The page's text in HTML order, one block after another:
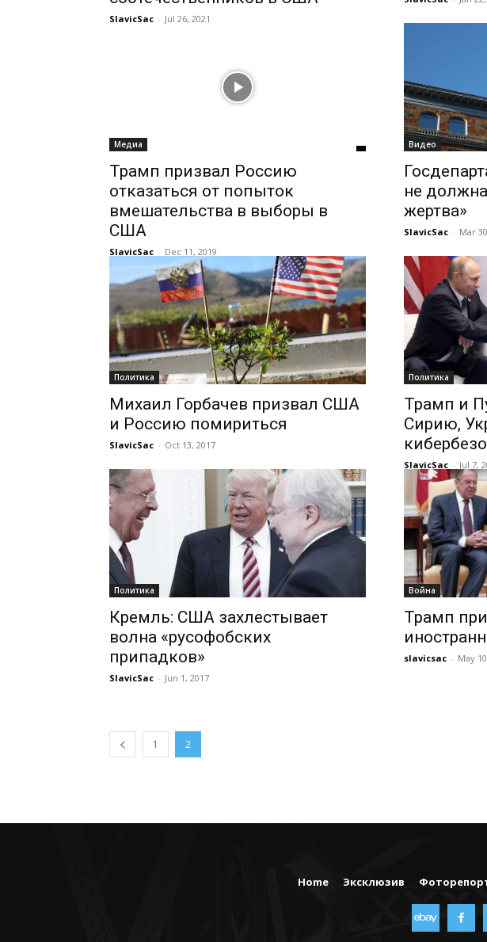
SlavicSac - Jul 26, 2021
Медиа
Трамп призвал Россию
отказаться от попыток
вмешательства в выборы в
США
SlavicSac - Dec 11, 2019
Видео
не
жертва»
SlavicSac - Mar
Политика
Михаил Горбачев призвал США
и Россию помириться
SlavicSac - Oct 13, 2017
Политика
Трамп и
Сирию,
SlavicSac - Jul 7,
Политика
Кремль: США захлестывает
волна «русофобских
припадков»
SlavicSac - Jun 1, 2017
Война
Трамп
slavicsac - May
1 2
Home Эксклюзив